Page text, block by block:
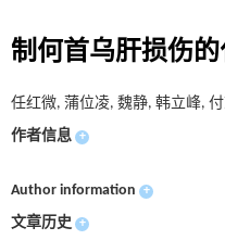
制何首乌肝损伤
任红微, 蒲位凌, 魏静, 韩立峰,
作者信息 +
Author information +
文章历史 +